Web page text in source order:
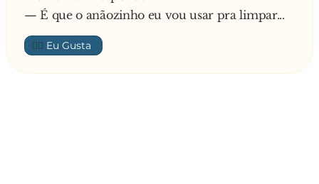
— É que o anãozinho eu vou usar pra limpar...
👍🏼